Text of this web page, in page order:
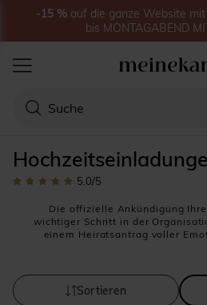
5.0/5
Die offizielle Ankündigung
wichtiger Schritt in der
einem Heiratsantrag voller
Hochzeitskarten müssen
Erwartungen und
meineKarten.de sind wir uns der
Sortieren
-15 % auf die ganze Website
bis MONTAGABEND